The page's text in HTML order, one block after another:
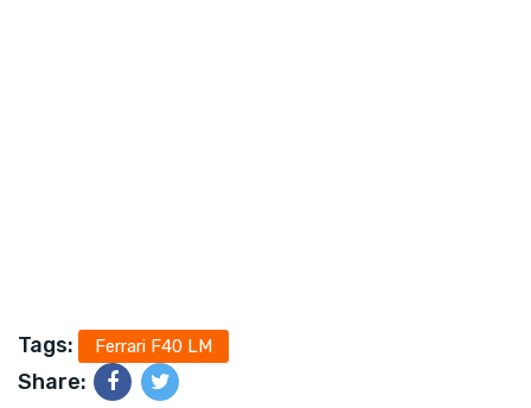
Tags: Ferrari F40 LM
Share: